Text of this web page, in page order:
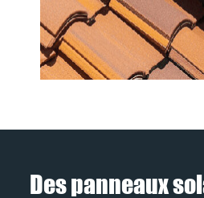
Des panneaux